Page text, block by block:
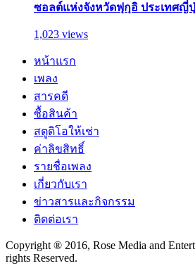
ซอลต์แห่งจังหวัดฟุกุอิ ประเทศญี่
1,023 views
หน้าแรก
เพลง
สารคดี
ซื้อสินค้า
สตูดิโอให้เช่า
ค่าลิขสิทธิ์
รายชื่อเพลง
เกี่ยวกับเรา
ข่าวสารและกิจกรรม
ติดต่อเรา
Copyright ® 2016, Rose Media and
rights Reserved.